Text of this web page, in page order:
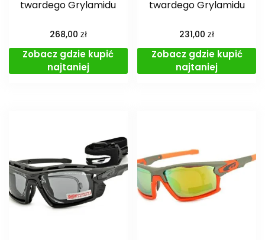
twardego Grylamidu
268,00 zł
Zobacz gdzie kupić
najtaniej
twardego Grylamidu
231,00zł
Zobacz gdzie kupić
najtaniej